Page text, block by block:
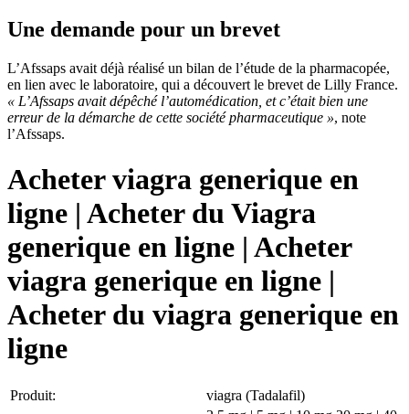
Une demande pour un brevet
L’Afssaps avait déjà réalisé un bilan de l’étude de la pharmacopée,
en lien avec le laboratoire, qui a découvert le brevet de Lilly France.
« L’Afssaps avait dépêché l’automédication, et c’était bien une
erreur de la démarche de cette société pharmaceutique », note
l’Afssaps.
Acheter viagra generique en
ligne | Acheter du Viagra
generique en ligne | Acheter
viagra generique en ligne |
Acheter du viagra generique en
ligne
Produit:
viagra (Tadalafil)